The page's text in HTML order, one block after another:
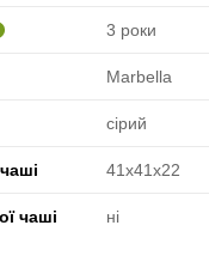
3 роки
Marbella
сірий
41x41x22
чаші ні